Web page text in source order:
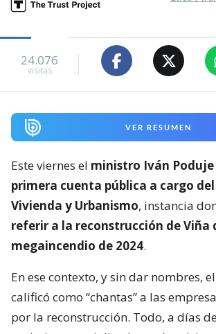
Sábado 08 Agosto, 2026 | 00:00
24.076
visitas
VER RESUMEN
primera cuenta pública a cargo
Vivienda y Urbanismo , instancia
referir a la reconstrucción de Viña